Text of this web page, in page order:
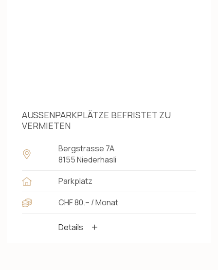
AUSSENPARKPLÄTZE BEFRISTET ZU
VERMIETEN
Bergstrasse 7A
8155 Niederhasli
Parkplatz
CHF 80.– / Monat
Details